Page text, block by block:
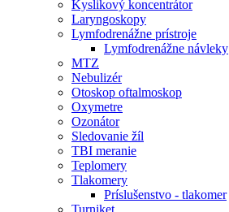
Kyslikový koncentrátor
Laryngoskopy
Lymfodrenážne prístroje
Lymfodrenážne návleky
MTZ
Nebulizér
Otoskop oftalmoskop
Oxymetre
Ozonátor
Sledovanie žíl
TBI meranie
Teplomery
Tlakomery
Príslušenstvo - tlakomer
Turniket